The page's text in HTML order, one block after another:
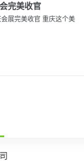
完美收官
展完美收官 重庆这个美